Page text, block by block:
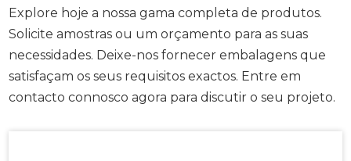
Explore hoje a nossa gama completa de produtos.
Solicite amostras ou um orçamento para as suas
necessidades. Deixe-nos fornecer embalagens que
satisfaçam os seus requisitos exactos. Entre em
contacto connosco agora para discutir o seu projeto.